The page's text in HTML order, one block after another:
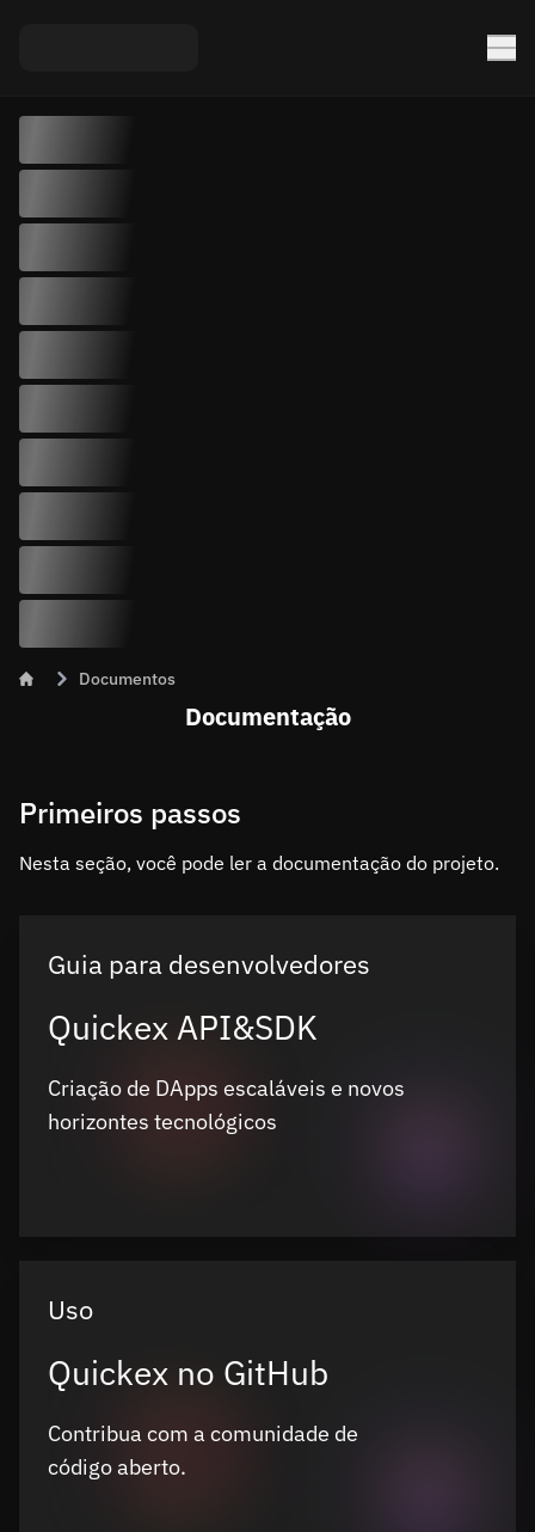
Documentos
Documentação
Primeiros passos
Nesta seção, você pode ler a documentação do projeto.
Guia para desenvolvedores
Quickex API&SDK
Criação de DApps escaláveis e novos
horizontes tecnológicos
Uso
Quickex no GitHub
Contribua com a comunidade de
código aberto.